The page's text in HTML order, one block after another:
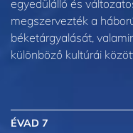
egyedülálló és
megszervezték a
béketárgyalását,
különböző kultúrái
ÉVAD 7